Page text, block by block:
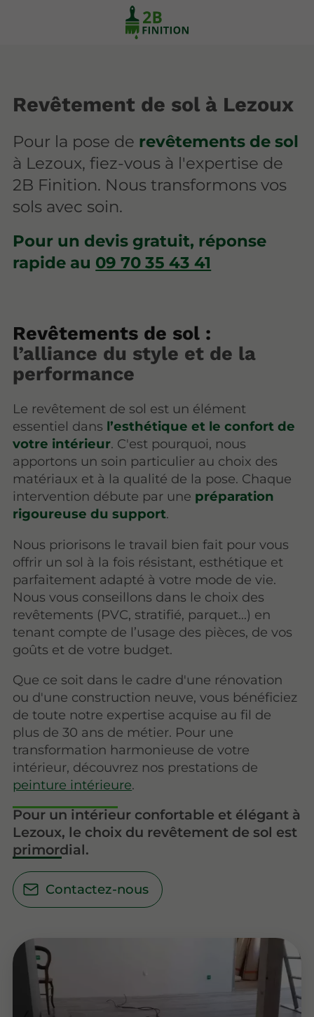
Revêtement de sol à Lezoux
Pour la pose de revêtements de sol
à Lezoux, fiez-vous à l'expertise de
2B Finition. Nous transformons vos
sols avec soin.
Pour un devis gratuit, réponse
rapide au 09 70 35 43 41
Revêtements de sol :
l’alliance du style et de la
performance
Le revêtement de sol est un élément
essentiel dans l’esthétique et le confort de
votre intérieur. C'est pourquoi, nous
apportons un soin particulier au choix des
matériaux et à la qualité de la pose. Chaque
intervention débute par une préparation
rigoureuse du support.
Nous priorisons le travail bien fait pour vous
offrir un sol à la fois résistant, esthétique et
parfaitement adapté à votre mode de vie.
Nous vous conseillons dans le choix des
revêtements (PVC, stratifié, parquet…) en
tenant compte de l’usage des pièces, de vos
goûts et de votre budget.
Que ce soit dans le cadre d'une rénovation
ou d'une construction neuve, vous bénéficiez
de toute notre expertise acquise au fil de
plus de 30 ans de métier. Pour une
transformation harmonieuse de votre
intérieur, découvrez nos prestations de
peinture intérieure.
Pour un intérieur confortable et élégant à
Lezoux, le choix du revêtement de sol est
primordial.
Contactez-nous